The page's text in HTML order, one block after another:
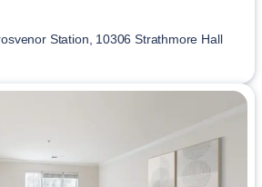
Station, 10306 Strathmore Hall